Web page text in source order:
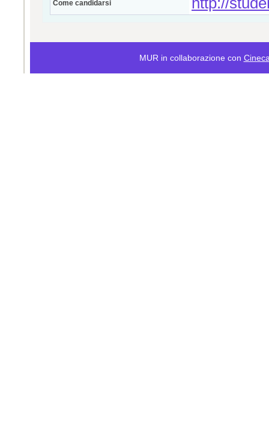
Come candidarsi
MUR in collaborazione con